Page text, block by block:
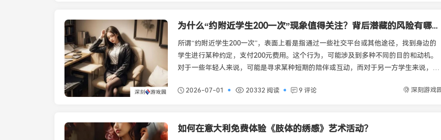
最新资讯 为什么“约附近学生200一次”现象值得关注？背后潜藏的风险有哪些？
所谓“约附近学生200一次”，表面上看是指通过一些社交平台或其他途径，找到身边的
学生进行某种约定，支付200元费用。这个行为，可能涉及到多种不同的目的和动机。
对于一些年轻人来说，可能是寻求某种短期的陪伴或互动，而对于另一方学生来说，这
2026-07-01 20332 阅读 9 评论 深刻游戏
最新资讯
如何在意大利免费体验《肢体的绣感》艺术活动？